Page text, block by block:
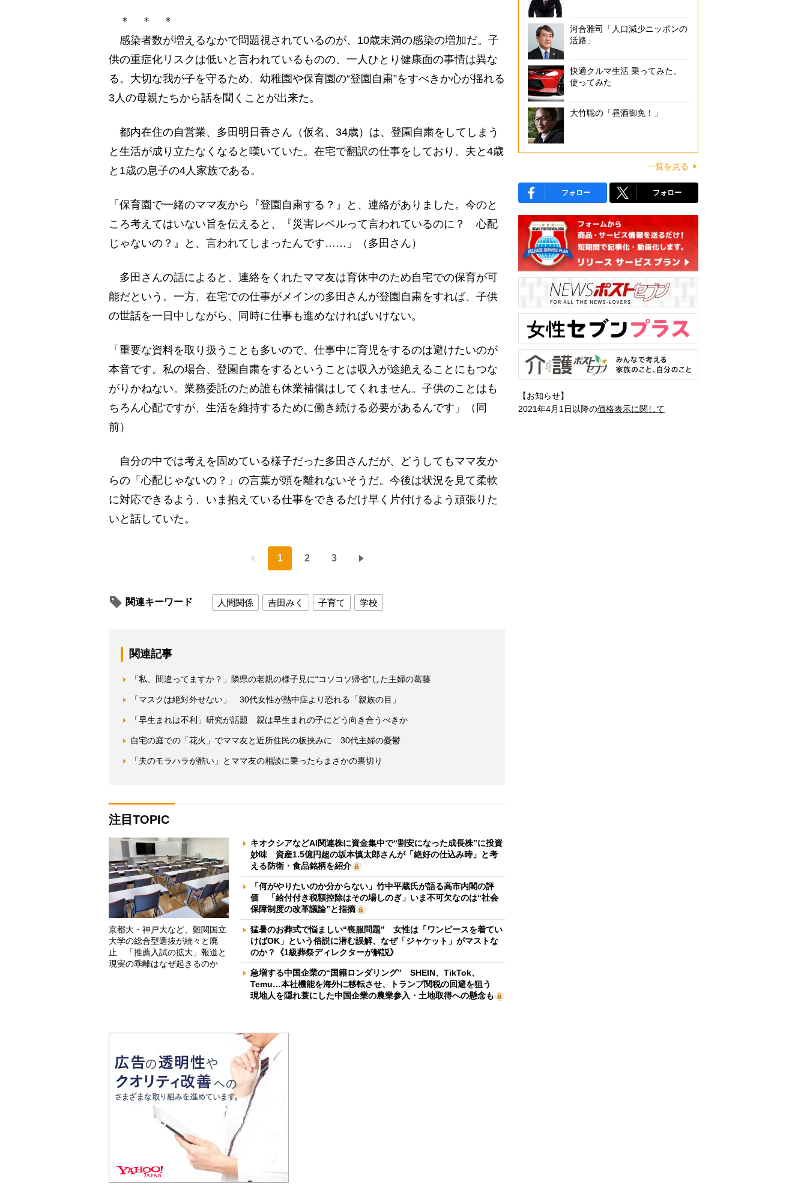
＊ ＊ ＊
感染者数が増えるなかで問題視されているのが、10歳未満の感染の増加だ。子
供の重症化リスクは低いと言われているものの、一人ひとり健康面の事情は異な
る。大切な我が子を守るため、幼稚園や保育園の“登園自粛”をすべきか心が揺れる
3人の母親たちから話を聞くことが出来た。
都内在住の自営業、多田明日香さん（仮名、34歳）は、登園自粛をしてしまう
と生活が成り立たなくなると嘆いていた。在宅で翻訳の仕事をしており、夫と4歳
と1歳の息子の4人家族である。
「保育園で一緒のママ友から『登園自粛する？』と、連絡がありました。今のと
ころ考えてはいない旨を伝えると、『災害レベルって言われているのに？ 心配
じゃないの？』と、言われてしまったんです……」（多田さん）
多田さんの話によると、連絡をくれたママ友は育休中のため自宅での保育が可
能だという。一方、在宅での仕事がメインの多田さんが登園自粛をすれば、子供
の世話を一日中しながら、同時に仕事も進めなければいけない。
「重要な資料を取り扱うことも多いので、仕事中に育児をするのは避けたいのが
本音です。私の場合、登園自粛をするということは収入が途絶えることにもつな
がりかねない。業務委託のため誰も休業補償はしてくれません。子供のことはも
ちろん心配ですが、生活を維持するために働き続ける必要があるんです」（同
前）
自分の中では考えを固めている様子だった多田さんだが、どうしてもママ友か
らの「心配じゃないの？」の言葉が頭を離れないそうだ。今後は状況を見て柔軟
に対応できるよう、いま抱えている仕事をできるだけ早く片付けるよう頑張りた
いと話していた。
1 2 3
関連キーワード 人間関係 吉田みく 子育て 学校
関連記事
「私、間違ってますか？」隣県の老親の様子見に“コソコソ帰省”した主婦の葛藤
「マスクは絶対外せない」 30代女性が熱中症より恐れる「親族の目」
「早生まれは不利」研究が話題 親は早生まれの子にどう向き合うべきか
自宅の庭での「花火」でママ友と近所住民の板挟みに 30代主婦の憂鬱
「夫のモラハラが酷い」とママ友の相談に乗ったらまさかの裏切り
注目TOPIC
京都大・神戸大など、難関国立
大学の総合型選抜が続々と廃
止 「推薦入試の拡大」報道と
現実の乖離はなぜ起きるのか
キオクシアなどAI関連株に資金集中で“割安になった成長株”に投資
妙味 資産1.5億円超の坂本慎太郎さんが「絶好の仕込み時」と考
える防衛・食品銘柄を紹介
「何がやりたいのか分からない」竹中平蔵氏が語る高市内閣の評
価 「給付付き税額控除はその場しのぎ」いま不可欠なのは“社会
保障制度の改革議論”と指摘
猛暑のお葬式で悩ましい“喪服問題” 女性は「ワンピースを着てい
けばOK」という俗説に潜む誤解、なぜ「ジャケット」がマストな
のか？《1級葬祭ディレクターが解説》
急増する中国企業の“国籍ロンダリング” SHEIN、TikTok、
Temu…本社機能を海外に移転させ、トランプ関税の回避を狙う
現地人を隠れ蓑にした中国企業の農業参入・土地取得への懸念も
河合雅司「人口減少ニッポンの
活路」
快適クルマ生活 乗ってみた、
使ってみた
大竹聡の「昼酒御免！」
一覧を見る
フォロー フォロー
【お知らせ】
2021年4月1日以降の価格表示に関して